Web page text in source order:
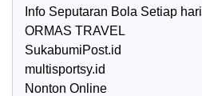
Info Seputaran Bola Setiap hari
ORMAS TRAVEL
SukabumiPost.id
multisportsy.id
Nonton Online